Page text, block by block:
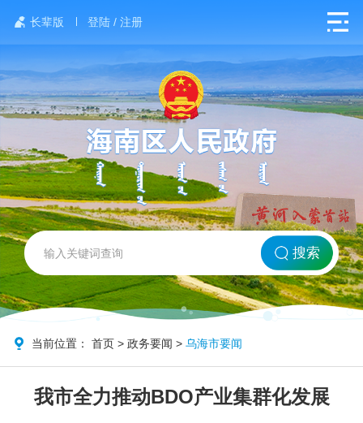
长辈版 登陆 / 注册
网站首页
北方海南
政务要闻
党务公开
搜索
当前位置：首页 >政务要闻 >乌海市要闻
我市全力推动BDO产业集群化发展